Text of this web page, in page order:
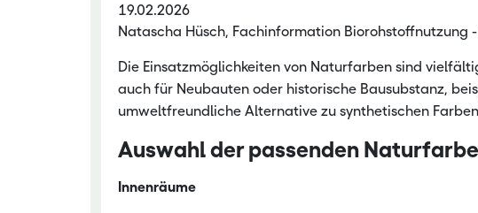
Saatgutanerkennung
Ökologischer Pflanzenbau
Nachwachsende Rohstoffe
19.02.2026
Natascha Hüsch, Fachinformation Biorohstoffnutzung -
Die Einsatzmöglichkeiten von Naturfarben sind
auch für Neubauten oder historische Bausubstanz,
umweltfreundliche Alternative zu synthetischen
Auswahl der passenden Naturfarbe
Innenräume